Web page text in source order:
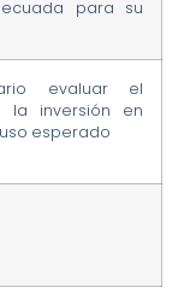
para su
evaluar el
la inversión en
esperado